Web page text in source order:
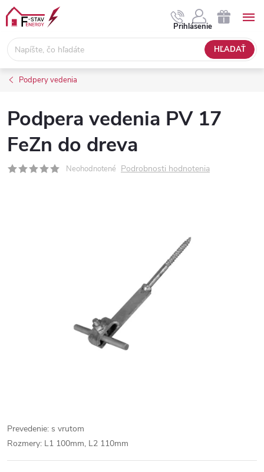
Prejsť
obsah
HĽADAŤ
Prihlásenie
NÁKUPNÝ
KOŠÍK
Podpery vedenia
Podpera vedenia PV 17
FeZn do dreva
Neohodnotené Podrobnosti hodnotenia
Prevedenie: s vrutom
Rozmery: L1 100mm, L2 110mm